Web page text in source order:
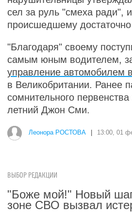
сел за руль "смеха ради",
происшедшему достаточно
"Благодаря" своему
самым юным водителем,
управление автомобилем
в Великобритании. Ранее
сомнительного
летний Джон Сми.
Леонора РОСТОВА 13:00, 01
ВЫБОР РЕДАКЦИИ
"Боже мой!" Новый
зоне СВО вызвал